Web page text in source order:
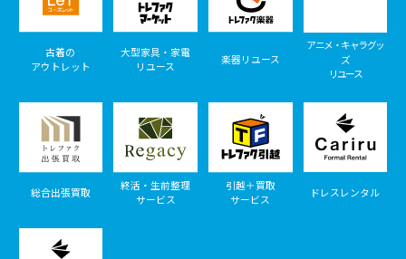
古着の
アウトレット
大型家具・家電
リユース
楽器リユース
アニメ・キャラグッ
ズ
リユース
総合出張買取
終活・生前整理
サービス
引越＋買取
サービス
ドレスレンタル